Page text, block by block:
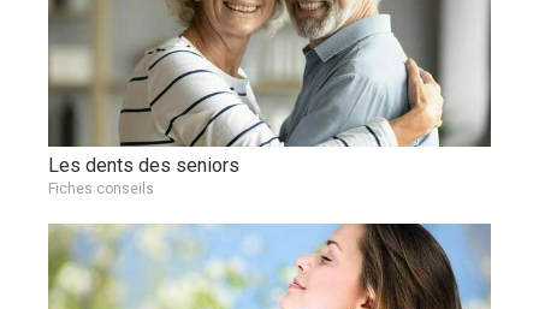
Les dents des seniors
Fiches conseils